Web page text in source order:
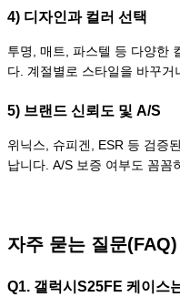
4) 디자인과 컬러 선택
투명, 매트, 파스텔 등 다양한
다. 계절별로 스타일을 바꾸거
5) 브랜드 신뢰도 및 A/S
위닉스, 슈피겐, ESR 등 검증
납니다. A/S 보증 여부도 꼼꼼
자주 묻는 질문(FAQ)
Q1. 갤럭시S25FE 케이스